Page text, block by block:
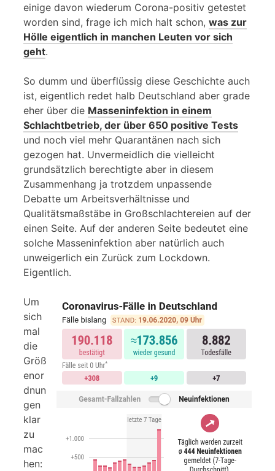
einige davon wiederum Corona-positiv getestet
worden sind, frage ich mich halt schon, was zur
Hölle eigentlich in manchen Leuten vor sich
geht.
So dumm und überflüssig diese Geschichte auch
ist, eigentlich redet halb Deutschland aber grade
eher über die Masseninfektion in einem
Schlachtbetrieb, der über 650 positive Tests
und noch viel mehr Quarantänen nach sich
gezogen hat. Unvermeidlich die vielleicht
grundsätzlich berechtigte aber in diesem
Zusammenhang ja trotzdem unpassende
Debatte um Arbeitsverhältnisse und
Qualitätsmaßstäbe in Großschlachtereien auf der
einen Seite. Auf der anderen Seite bedeutet eine
solche Masseninfektion aber natürlich auch
unweigerlich ein Zurück zum Lockdown.
Eigentlich.
Um
sich
mal
die
Größ
enor
dnun
gen
klar
zu
mac
hen: